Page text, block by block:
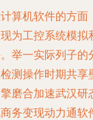
算机软件的方面
为工控系统模拟
举一实际列子的
测操作时期共享
磨合加速武汉研
务变现动力通软